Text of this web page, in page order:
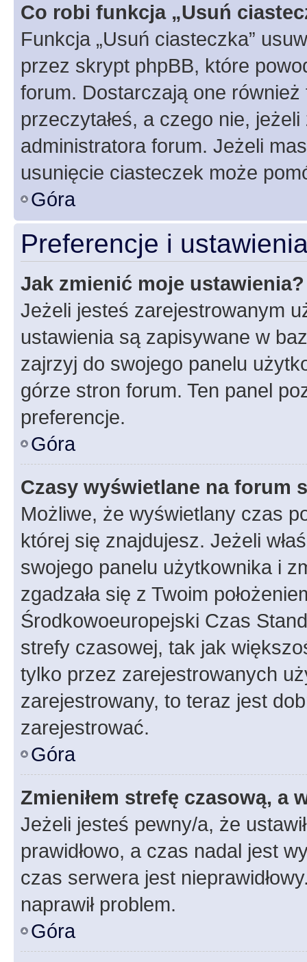
Co robi funkcja „Usuń
Funkcja „Usuń ciasteczka”
przez skrypt phpBB, które
forum. Dostarczają one
przeczytałeś, a czego nie,
administratora forum. Jeżeli
usunięcie ciasteczek może
Góra
Preferencje i
Jak zmienić moje ustawienia?
Jeżeli jesteś zarejestrowanym
ustawienia są zapisywane w
zajrzyj do swojego panelu
górze stron forum. Ten panel
preferencje.
Góra
Czasy wyświetlane na forum
Możliwe, że wyświetlany czas
której się znajdujesz. Jeżeli
swojego panelu użytkownika i
zgadzała się z Twoim
Środkowoeuropejski Czas
strefy czasowej, tak jak
tylko przez zarejestrowanych
zarejestrowany, to teraz jest
zarejestrować.
Góra
Zmieniłem strefę czasową, a
Jeżeli jesteś pewny/a, że
prawidłowo, a czas nadal jest
czas serwera jest
naprawił problem.
Góra